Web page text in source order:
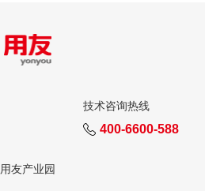
技术咨询热线
400-6600-588
友产业园